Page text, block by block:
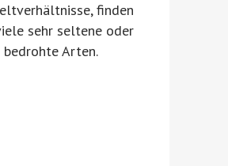
finden
sehr seltene oder
bedrohte Arten.